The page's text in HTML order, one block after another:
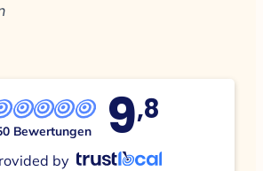
Bewertungen 9,8
by